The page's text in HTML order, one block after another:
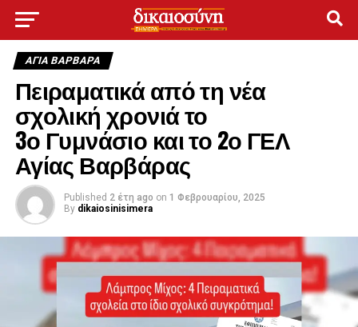
ΑΓΙΑ ΒΑΡΒΑΡΑ
Πειραματικά από τη νέα
σχολική χρονιά το
3ο Γυμνάσιο και το 2ο ΓΕΛ
Αγίας Βαρβάρας
Published 2 έτη ago on 1 Φεβρουαρίου, 2025
By dikaiosinisimera